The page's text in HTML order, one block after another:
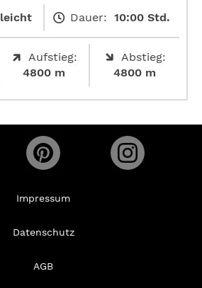
leicht Dauer: 10:00 Std.
Aufstieg:
4800 m
Abstieg:
4800 m
Impressum
Datenschutz
AGB